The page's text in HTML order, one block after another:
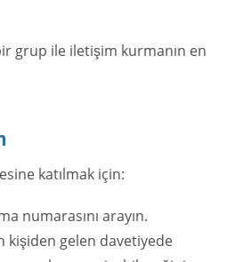
grup ile iletişim kurmanın en
katılmak için:
numarasını arayın.
kişiden gelen davetiyede